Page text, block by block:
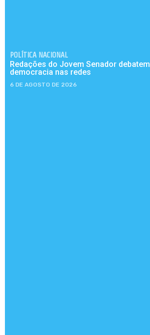
POLÍTICA NACIONAL
Redações do Jovem Senador debatem
democracia nas redes
6 DE AGOSTO DE 2026